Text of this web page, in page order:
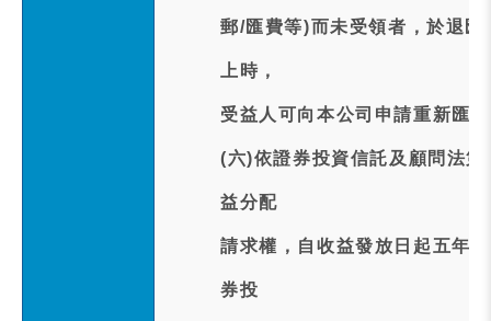
郵/匯費等)而未受領者，於退
上時，
受益人可向本公司申請重新匯
(六)依證券投資信託及顧問法
益分配
請求權，自收益發放日起五年
券投